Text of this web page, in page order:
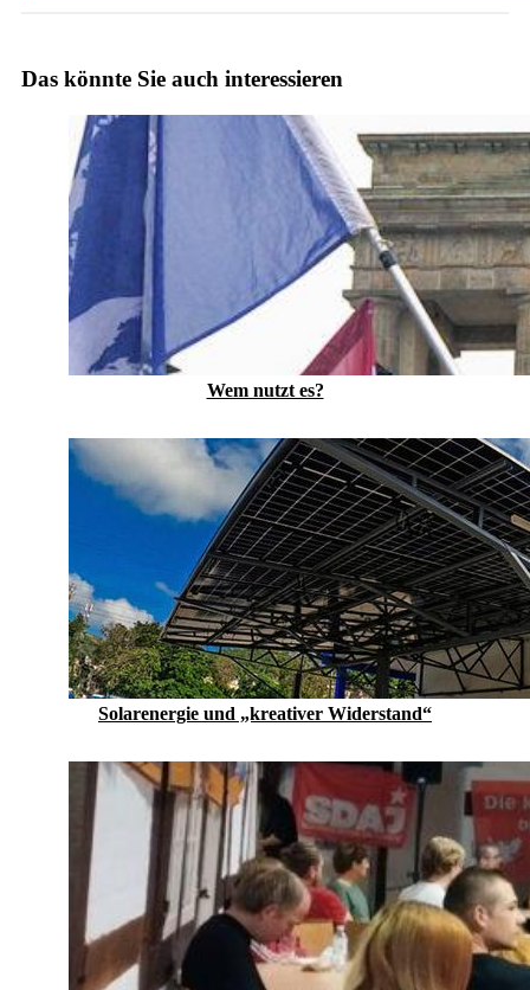
Das könnte Sie auch interessieren
Wem nutzt es?
Solarenergie und „kreativer Widerstand“